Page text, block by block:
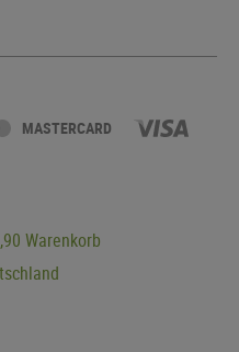
MASTERCARD
Warenkorb